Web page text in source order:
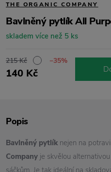
THE ORGANIC COMPANY
Bavlněný pytlík All
skladem více než 5 ks
215 Kč −35%
140 Kč
Popis
Bavlněný pytlík nejen na
Company je skvělou
sáčkům. Je tak ideální na